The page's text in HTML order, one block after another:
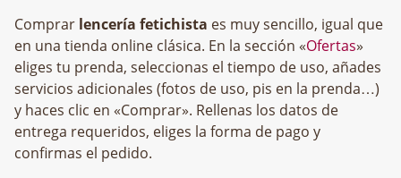
Comprar lencería fetichista es muy sencillo, igual que
en una tienda online clásica. En la sección «Ofertas»
eliges tu prenda, seleccionas el tiempo de uso, añades
servicios adicionales (fotos de uso, pis en la prenda…)
y haces clic en «Comprar». Rellenas los datos de
entrega requeridos, eliges la forma de pago y
confirmas el pedido.